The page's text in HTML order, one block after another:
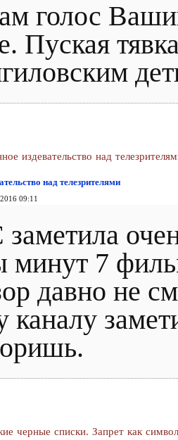
голос
Пуская
издевательство над
над телезрителями
09:11
минут 7
давно не
каналу
черные списки. Запрет как